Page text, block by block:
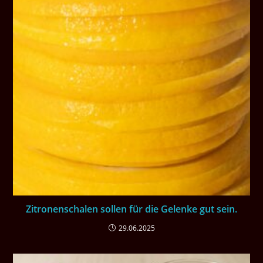
Zitronenschalen sollen für die Gelenke gut sein.
29.06.2025